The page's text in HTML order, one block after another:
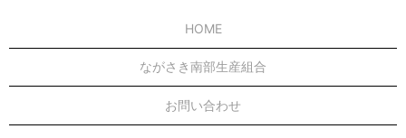
HOME
ながさき南部生産組合
お問い合わせ